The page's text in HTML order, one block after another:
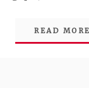
READ MORE